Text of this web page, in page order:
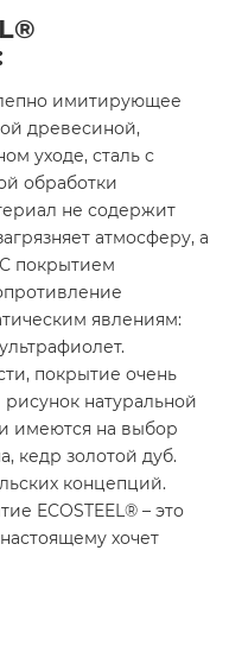
имитирующее
древесиной,
уходе, сталь с
обработки
не содержит
атмосферу, а
покрытием
явлениям:
покрытие очень
натуральной
имеются на выбор
кедр золотой дуб.
концепций.
ECOSTEEL® – это
хочет